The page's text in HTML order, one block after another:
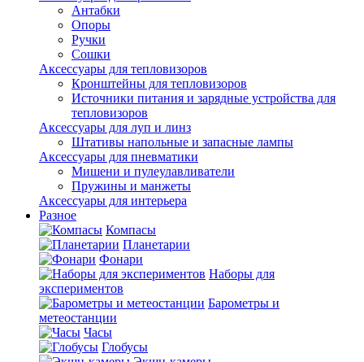
Антабки
Опоры
Ручки
Сошки
Аксессуары для тепловизоров
Кронштейны для тепловизоров
Источники питания и зарядные устройства для
тепловизоров
Аксессуары для луп и линз
Штативы напольные и запасные лампы
Аксессуары для пневматики
Мишени и пулеулавливатели
Пружины и манжеты
Аксессуары для интерьера
Разное
Компасы
Планетарии
Фонари
Наборы для
экспериментов
Барометры и
метеостанции
Часы
Глобусы